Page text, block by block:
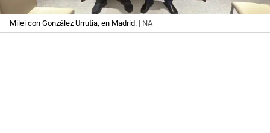
Milei con González Urrutia, en Madrid. | NA